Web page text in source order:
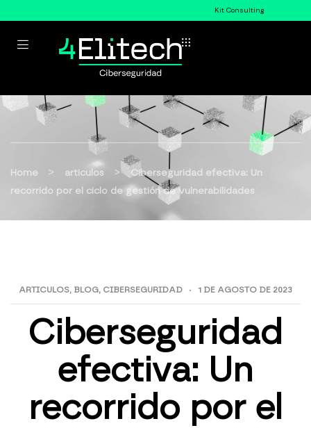
Kit Consulting
Home > articulos >
Ciberseguridad efectiva: Un
recorrido por el ciclo de gestión de vulnerabilidades
ARTICULOS, BLOG, CIBERSEGURIDAD 1 DE AGOSTO DE 2023
Ciberseguridad
efectiva: Un
recorrido por el